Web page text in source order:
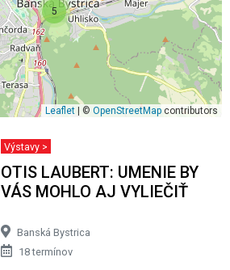
5
Leaflet | © OpenStreetMap contributors
Výstavy >
OTIS LAUBERT: UMENIE BY
VÁS MOHLO AJ VYLIEČIŤ
Banská Bystrica
18 termínov